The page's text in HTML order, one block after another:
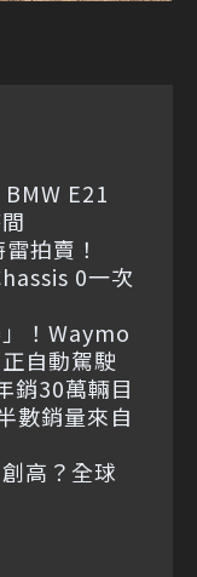
E21
拍賣！
0一次
！Waymo
自動駕駛
銷30萬輛目
數銷量來自
高？全球